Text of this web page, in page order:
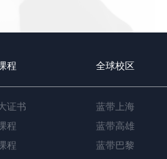
程
证书
程
程
全球校区
蓝带上海
蓝带高雄
蓝带巴黎